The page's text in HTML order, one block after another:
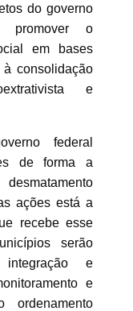
do governo
o
em bases
consolidação
e
federal
de forma a
ações está a
recebe esse
serão
e
e